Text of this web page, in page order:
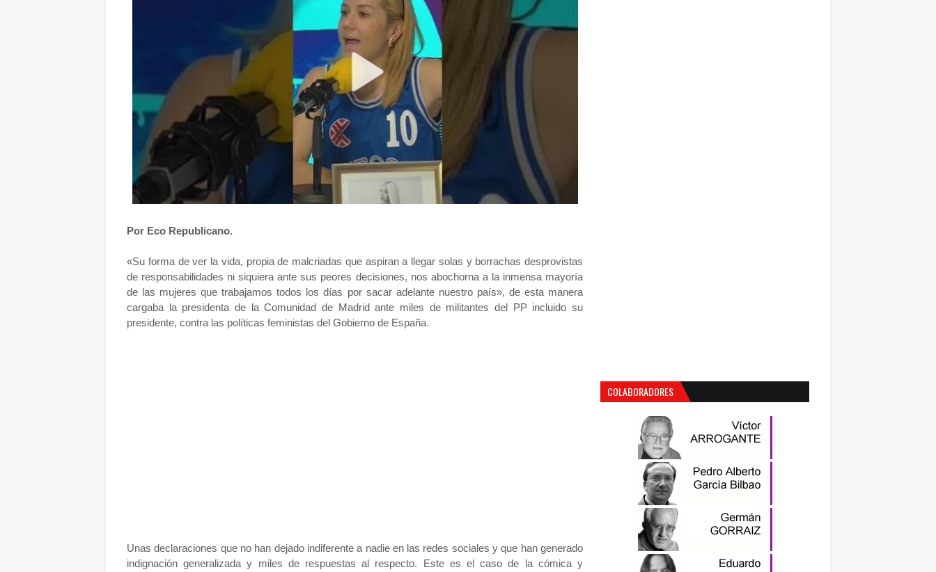
Por Eco Republicano.
«Su forma de ver la vida, propia de malcriadas que aspiran a llegar solas y borrachas desprovistas
de responsabilidades ni siquiera ante sus peores decisiones, nos abochorna a la inmensa mayoría
de las mujeres que trabajamos todos los días por sacar adelante nuestro país», de esta manera
cargaba la presidenta de la Comunidad de Madrid ante miles de militantes del PP incluido su
presidente, contra las políticas feministas del Gobierno de España.
Unas declaraciones que no han dejado indiferente a nadie en las redes sociales y que han generado
indignación generalizada y miles de respuestas al respecto. Este es el caso de la cómica y
COLABORADORES